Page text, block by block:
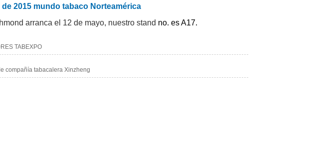
de 2015 mundo tabaco Norteamérica
arranca el 12 de mayo, nuestro stand no. es A17.
TABEXPO
compañía tabacalera Xinzheng